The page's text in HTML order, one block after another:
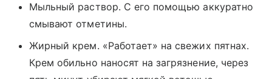
Мыльный раствор. С его помощью аккуратно
смывают отметины.
Жирный крем. «Работает» на свежих пятнах.
Крем обильно наносят на загрязнение, через